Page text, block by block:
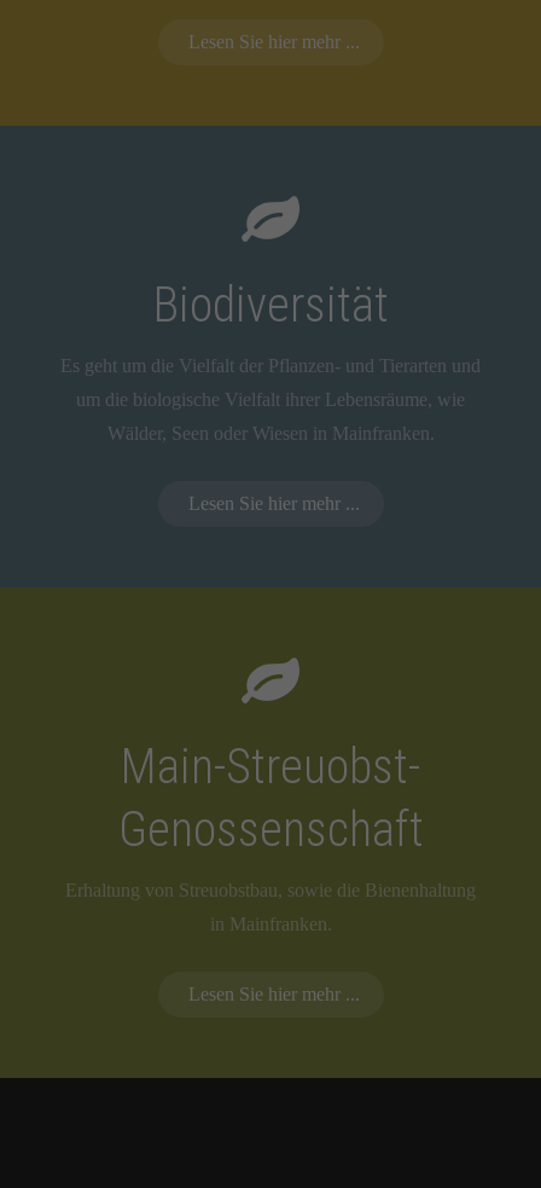
Lesen Sie hier mehr ...
Biodiversität
Es geht um die Vielfalt der Pflanzen- und Tierarten und
um die biologische Vielfalt ihrer Lebensräume, wie
Wälder, Seen oder Wiesen in Mainfranken.
Lesen Sie hier mehr ...
Main-Streuobst-
Genossenschaft
Erhaltung von Streuobstbau, sowie die Bienenhaltung
in Mainfranken.
Lesen Sie hier mehr ...